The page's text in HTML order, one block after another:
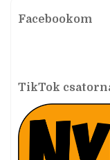
Facebookom
TikTok